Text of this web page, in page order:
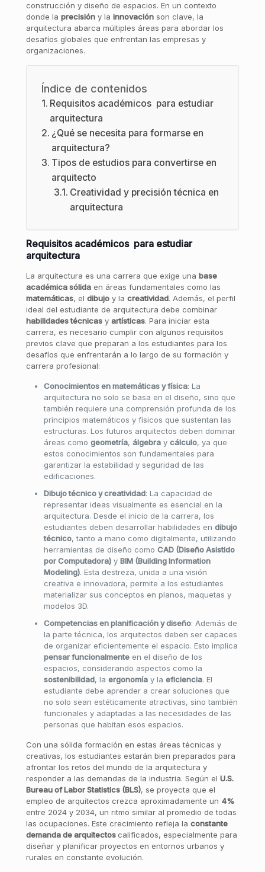
construcción y diseño de espacios. En un contexto
donde la precisióny la innovaciónson clave, la
arquitectura abarca múltiples áreas para abordar los
desafíos globales que enfrentan las empresas y
organizaciones.
Índice de contenidos
Requisitos académicos para estudiar
arquitectura
¿Qué se necesita para formarse en
arquitectura?
Tipos de estudios para convertirse en
arquitecto
Creatividad y precisión técnica en
arquitectura
Requisitos académicos para estudiar
arquitectura
La arquitectura es una carrera que exige una base
académica sólidaen áreas fundamentales como las
matemáticas, el dibujoy la creatividad. Además, el perfil
ideal del estudiante de arquitectura debe combinar
habilidades técnicasy artísticas. Para iniciar esta
carrera, es necesario cumplir con algunos requisitos
previos clave que preparan a los estudiantes para los
desafíos que enfrentarán a lo largo de su formación y
carrera profesional:
Conocimientos en matemáticas y física: La
arquitectura no solo se basa en el diseño, sino que
también requiere una comprensión profunda de los
principios matemáticos y físicos que sustentan las
estructuras. Los futuros arquitectos deben dominar
áreas como geometría, álgebray cálculo, ya que
estos conocimientos son fundamentales para
garantizar la estabilidad y seguridad de las
edificaciones.
Dibujo técnico y creatividad: La capacidad de
representar ideas visualmente es esencial en la
arquitectura. Desde el inicio de la carrera, los
estudiantes deben desarrollar habilidades en dibujo
técnico, tanto a mano como digitalmente, utilizando
herramientas de diseño como CAD (Diseño Asistido
por Computadora)y BIM (Building Information
Modeling). Esta destreza, unida a una visión
creativa e innovadora, permite a los estudiantes
materializar sus conceptos en planos, maquetas y
modelos 3D.
Competencias en planificación y diseño: Además de
la parte técnica, los arquitectos deben ser capaces
de organizar eficientemente el espacio. Esto implica
pensar funcionalmenteen el diseño de los
espacios, considerando aspectos como la
sostenibilidad, la ergonomíay la eficiencia. El
estudiante debe aprender a crear soluciones que
no solo sean estéticamente atractivas, sino también
funcionales y adaptadas a las necesidades de las
personas que habitan esos espacios.
Con una sólida formación en estas áreas técnicas y
creativas, los estudiantes estarán bien preparados para
afrontar los retos del mundo de la arquitectura y
responder a las demandas de la industria. Según el U.S.
Bureau of Labor Statistics (BLS), se proyecta que el
empleo de arquitectos crezca aproximadamente un 4%
entre 2024 y 2034, un ritmo similar al promedio de todas
las ocupaciones. Este crecimiento refleja la constante
demanda de arquitectos calificados, especialmente para
diseñar y planificar proyectos en entornos urbanos y
rurales en constante evolución.